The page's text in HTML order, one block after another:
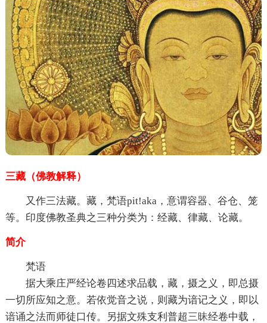
三藏（佛教解释）
又作三法藏。藏，梵语pit!aka，意谓容器、谷仓、笼
等。印度佛教圣典之三种分类为：经藏、律藏、论藏。
简介
梵语
据大乘庄严经论卷四述求品载，藏，摄之义，即总摄
一切所应知之意。若依觉音之说，则藏为谙记之义，即以
谙诵之法而师徒口传。另据文殊支利普超三昧经卷中载，